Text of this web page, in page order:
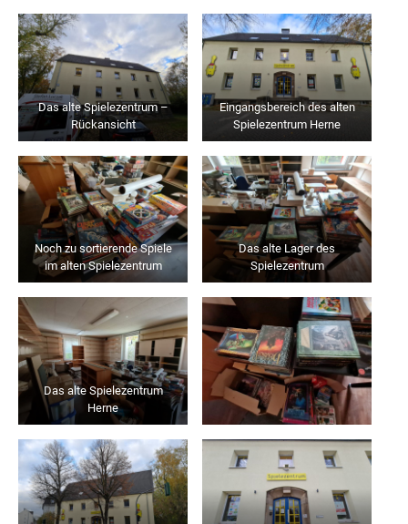
Das alte Spielezentrum –
Rückansicht
Eingangsbereich des alten
Spielezentrum Herne
Noch zu sortierende Spiele
im alten Spielezentrum
Das alte Lager des
Spielezentrum
Das alte Spielezentrum
Herne